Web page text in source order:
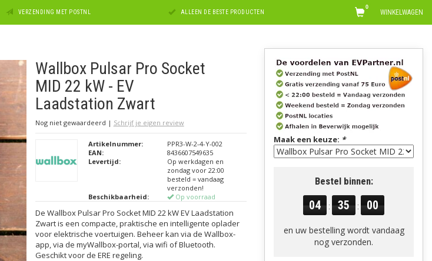
VERZENDING MET POSTNL ALLEEN DE BESTE PRODUCTEN WINKELWAGEN
0
Wallbox Pulsar Pro Socket
MID 22 kW - EV
Laadstation Zwart
Nog niet gewaardeerd | Schrijf je eigen review
Artikelnummer:
PPR3-W-2-4-Y-002
EAN:
8436607549635
Levertijd:
Op werkdagen en
zondag voor 22:00
besteld = vandaag
verzonden!
Beschikbaarheid:
Op voorraad
De Wallbox Pulsar Pro Socket MID 22 kW EV Laadstation
Zwart is een compacte, praktische en intelligente oplader
voor elektrische voertuigen. Beheer kan via de Wallbox-
app, via de myWallbox-portal, via wifi of Bluetooth.
Geschikt voor de ERE regeling.
Maak een keuze: *
Bestel binnen:
04 : 34 : 59
en uw bestelling wordt vandaag
nog verzonden.